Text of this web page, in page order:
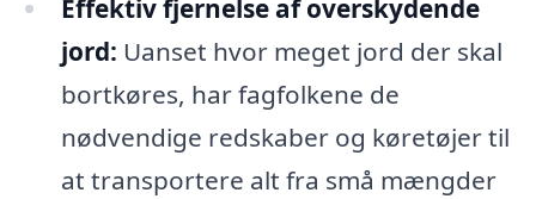
Effektiv fjernelse af overskydende
jord: Uanset hvor meget jord der skal
bortkøres, har fagfolkene de
nødvendige redskaber og køretøjer til
at transportere alt fra små mængder